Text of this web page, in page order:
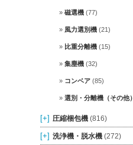
磁選機(77)
風力選別機(21)
比重分離機(15)
集塵機(32)
コンベア(85)
選別・分離機（その他）
[+] 圧縮梱包機(816)
[+] 洗浄機・脱水機(272)